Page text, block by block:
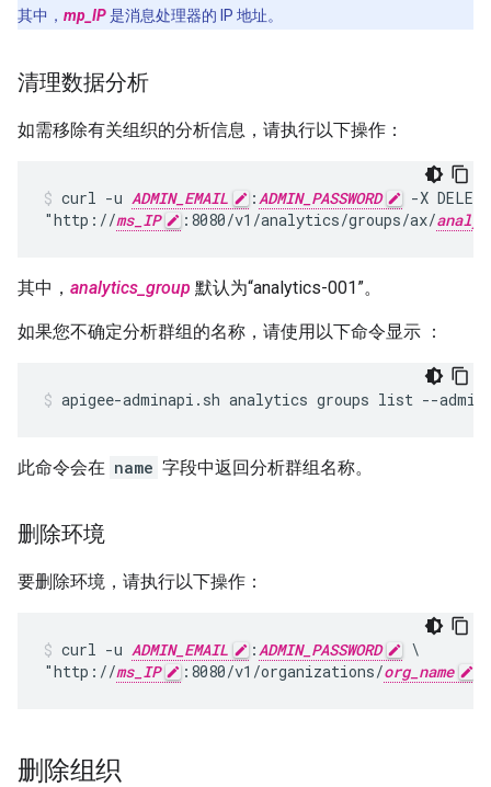
其中， mp_IP是消息处理器的 IP 地址。
清理数据分析
如需移除有关组织的分析信息，请执行以下操作：
curl -u ADMIN_EMAIL :ADMIN_PASSWORD
-X
"http://ms_IP :8080/v1/analytics/groups/ax/
其中， analytics_group 默认为“analytics-001”。
如果您不确定分析群组的名称，请使用以下命令显示 ：
apigee-adminapi.sh analytics groups list --
此命令会在 name 字段中返回分析群组名称。
删除环境
要删除环境，请执行以下操作：
curl -u ADMIN_EMAIL :ADMIN_PASSWORD
\
"http://ms_IP :8080/v1/organizations/org_name
删除组织